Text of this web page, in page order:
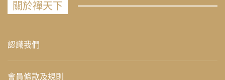
關於禪天下
認識我們
會員條款及規則